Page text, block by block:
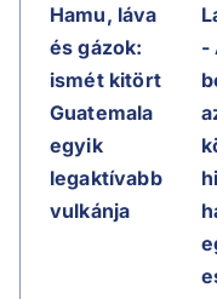
Hamu, láva
és gázok:
ismét kitört
Guatemala
egyik
legaktívabb
vulkánja
-